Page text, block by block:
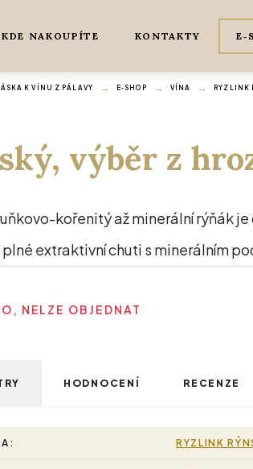
KDE NAKOUPÍTE KONTAKTY
K VÍNU Z PÁLAVY E‑SHOP VÍNA RYZLINK
výběr z
kořenitý až minerální rýňák
plné extraktivní chuti s minerálním
NELZE OBJEDNAT
HODNOCENÍ RECENZE
RYZLINK